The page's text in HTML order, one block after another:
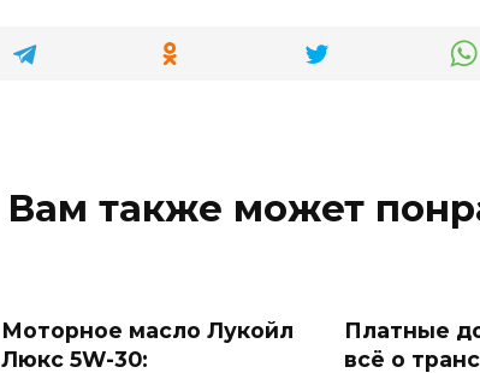
Вам также может
Моторное масло Лукойл
Люкс 5W-30:
Платные
всё о